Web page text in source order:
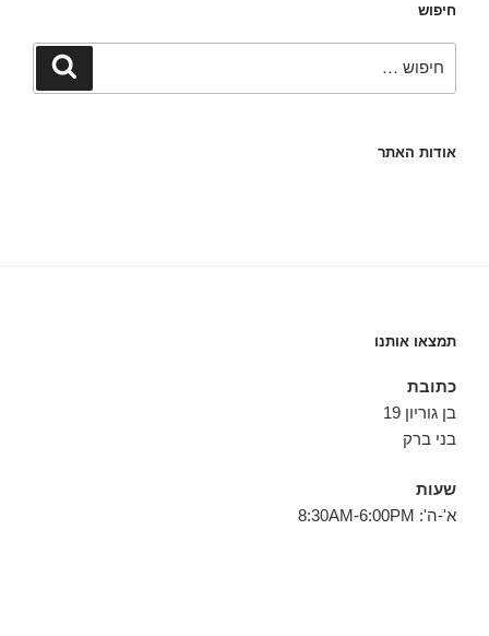
חיפוש
חיפוש
אודות האתר
תמצאו אותנו
כתובת
בן גוריון 19
בני ברק
שעות
א'-ה': 8:30AM-6:00PM